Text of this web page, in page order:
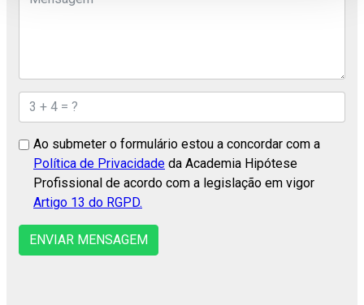
Ao submeter o formulário estou a concordar com a
Política de Privacidade da Academia Hipótese
Profissional de acordo com a legislação em vigor
Artigo 13 do RGPD.
ENVIAR MENSAGEM